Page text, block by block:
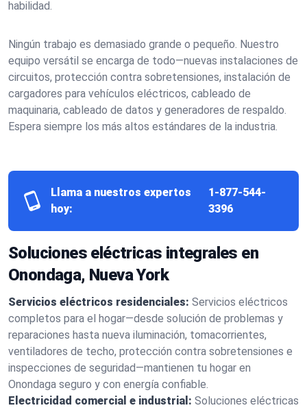
habilidad.
Ningún trabajo es demasiado grande o pequeño. Nuestro
equipo versátil se encarga de todo—nuevas instalaciones de
circuitos, protección contra sobretensiones, instalación de
cargadores para vehículos eléctricos, cableado de
maquinaria, cableado de datos y generadores de respaldo.
Espera siempre los más altos estándares de la industria.
Llama a nuestros expertos
hoy:
1-877-544-
3396
Soluciones eléctricas integrales en
Onondaga, Nueva York
Servicios eléctricos residenciales: Servicios eléctricos
completos para el hogar—desde solución de problemas y
reparaciones hasta nueva iluminación, tomacorrientes,
ventiladores de techo, protección contra sobretensiones e
inspecciones de seguridad—mantienen tu hogar en
Onondaga seguro y con energía confiable.
Electricidad comercial e industrial: Soluciones eléctricas